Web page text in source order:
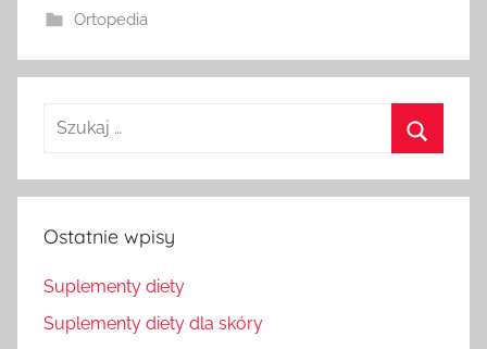
Ortopedia
Szukaj
Ostatnie wpisy
Suplementy diety
Suplementy diety dla skóry